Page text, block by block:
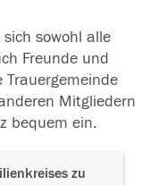
sowohl alle
Freunde und
Mitgliedern
bequem ein.
zu